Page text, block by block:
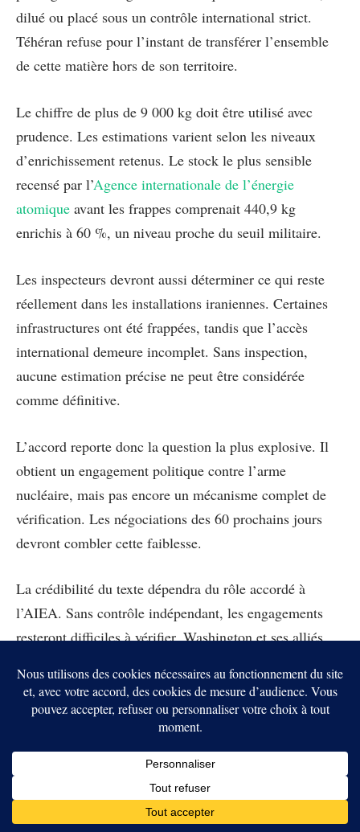
dilué ou placé sous un contrôle international strict.
Téhéran refuse pour l’instant de transférer l’ensemble
de cette matière hors de son territoire.
Le chiffre de plus de 9 000 kg doit être utilisé avec
prudence. Les estimations varient selon les niveaux
d’enrichissement retenus. Le stock le plus sensible
recensé par l’Agence internationale de l’énergie
atomique avant les frappes comprenait 440,9 kg
enrichis à 60 %, un niveau proche du seuil militaire.
Les inspecteurs devront aussi déterminer ce qui reste
réellement dans les installations iraniennes. Certaines
infrastructures ont été frappées, tandis que l’accès
international demeure incomplet. Sans inspection,
aucune estimation précise ne peut être considérée
comme définitive.
L’accord reporte donc la question la plus explosive. Il
obtient un engagement politique contre l’arme
nucléaire, mais pas encore un mécanisme complet de
vérification. Les négociations des 60 prochains jours
devront combler cette faiblesse.
La crédibilité du texte dépendra du rôle accordé à
l’AIEA. Sans contrôle indépendant, les engagements
resteront difficiles à vérifier. Washington et ses alliés
une déclaration iranienne.
L’Iran pourrait bénéficier d’exemptions permettant de